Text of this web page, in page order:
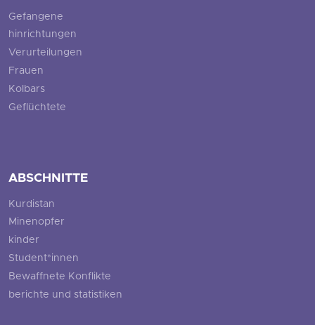
Gefangene
hinrichtungen
Verurteilungen
Frauen
Kolbars
Geflüchtete
ABSCHNITTE
Kurdistan
Minenopfer
kinder
Student*innen
Bewaffnete Konflikte
berichte und statistiken